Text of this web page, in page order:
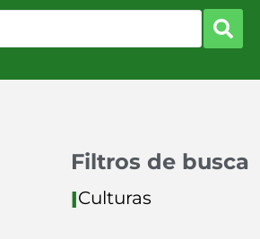
Filtros de busca
ICulturas